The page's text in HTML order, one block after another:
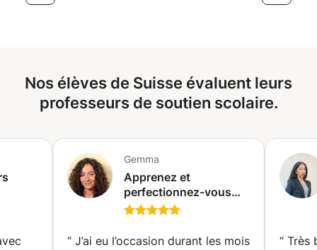
Nos élèves de Suisse évaluent leurs
professeurs de soutien scolaire.
Gemma
Apprenez et
perfectionnez-vous
pour parler italien avec
“ J’ai eu l’occasion durant les mois
“ Très